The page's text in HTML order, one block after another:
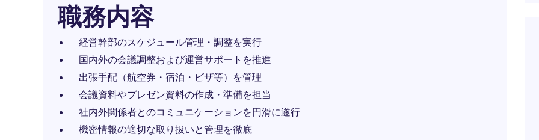
職務内容
経営幹部のスケジュール管理・調整を実行
国内外の会議調整および運営サポートを推進
出張手配（航空券・宿泊・ビザ等）を管理
会議資料やプレゼン資料の作成・準備を担当
社内外関係者とのコミュニケーションを円滑に遂行
機密情報の適切な取り扱いと管理を徹底